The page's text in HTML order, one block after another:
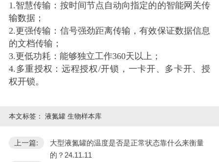
1.智慧传输：按时间节点自动向指定的的智能网关传
输数据；
2.更强传输：信号强劲距离传输，有效保证数据信息
的文档传输；
3.更低功耗：能够独立工作360天以上；
4.多重授权：远程授权/开锁，一卡开、多卡开、授
权开锁。
本文标签： 液氮罐 生物样本库
上一篇:
大型液氮罐的温度是否是正常状态靠什么来衡量
的？24.11.11